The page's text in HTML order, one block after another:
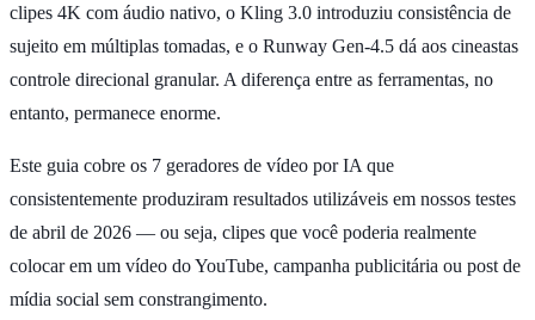
clipes 4K com áudio nativo, o Kling 3.0 introduziu consistência de
sujeito em múltiplas tomadas, e o Runway Gen-4.5 dá aos cineastas
controle direcional granular. A diferença entre as ferramentas, no
entanto, permanece enorme.
Este guia cobre os 7 geradores de vídeo por IA que
consistentemente produziram resultados utilizáveis em nossos testes
de abril de 2026 — ou seja, clipes que você poderia realmente
colocar em um vídeo do YouTube, campanha publicitária ou post de
mídia social sem constrangimento.